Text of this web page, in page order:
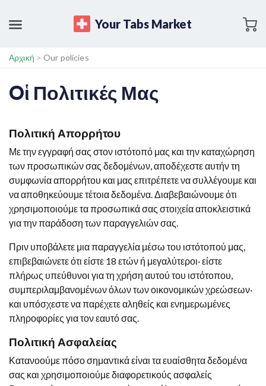
Your Tabs Market
Αρχική >Our policies
Oἱ Πολιτικές Μας
Πολιτική Απορρήτου
Με την εγγραφή σας στον ιστότοπό μας και την καταχώρηση
των προσωπικών σας δεδομένων, αποδέχεστε αυτήν τη
συμφωνία απορρήτου και μας επιτρέπετε να συλλέγουμε και
να αποθηκεύουμε τέτοια δεδομένα. Διαβεβαιώνουμε ότι
χρησιμοποιούμε τα προσωπικά σας στοιχεία αποκλειστικά
για την παράδοση των παραγγελιών σας.
Πριν υποβάλετε μια παραγγελία μέσω του ιστότοπού μας,
επιβεβαιώνετε ότι είστε 18 ετών ή μεγαλύτεροι· είστε
πλήρως υπεύθυνοι για τη χρήση αυτού του ιστότοπου,
συμπεριλαμβανομένων όλων των οικονομικών χρεώσεων·
και υπόσχεστε να παρέχετε αληθείς και ενημερωμένες
πληροφορίες για τον εαυτό σας.
Πολιτική Ασφαλείας
Κατανοούμε πόσο σημαντικά είναι τα ευαίσθητα δεδομένα
σας και χρησιμοποιούμε διαφορετικούς ασφαλείς